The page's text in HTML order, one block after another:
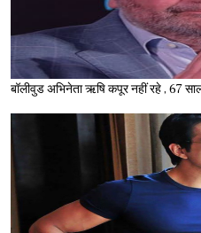
बॉलीवुड अभिनेता ऋषि कपूर नहीं रहे , 67